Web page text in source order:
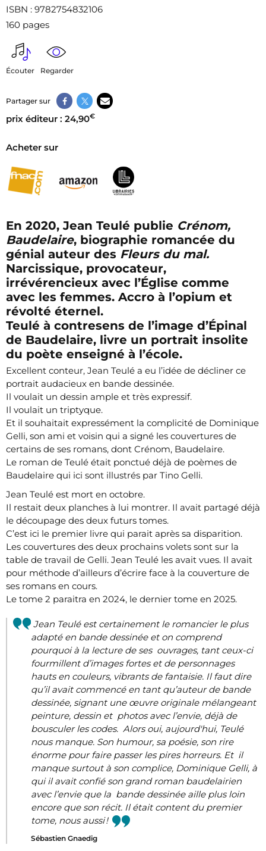
ISBN : 9782754832106
160 pages
Écouter Regarder
Partager sur
prix éditeur : 24,90€
Acheter sur
En 2020, Jean Teulé publie Crénom,
Baudelaire, biographie romancée du
génial auteur des Fleurs du mal.
Narcissique, provocateur,
irrévérencieux avec l’Église comme
avec les femmes. Accro à l’opium et
révolté éternel.
Teulé à contresens de l’image d’Épinal
de Baudelaire, livre un portrait insolite
du poète enseigné à l’école.
Excellent conteur, Jean Teulé a eu l’idée de décliner ce
portrait audacieux en bande dessinée.
Il voulait un dessin ample et très expressif.
Il voulait un triptyque.
Et il souhaitait expressément la complicité de Dominique
Gelli, son ami et voisin qui a signé les couvertures de
certains de ses romans, dont Crénom, Baudelaire.
Le roman de Teulé était ponctué déjà de poèmes de
Baudelaire qui ici sont illustrés par Tino Gelli.
Jean Teulé est mort en octobre.
Il restait deux planches à lui montrer. Il avait partagé déjà
le découpage des deux futurs tomes.
C’est ici le premier livre qui parait après sa disparition.
Les couvertures des deux prochains volets sont sur la
table de travail de Gelli. Jean Teulé les avait vues. Il avait
pour méthode d’ailleurs d’écrire face à la couverture de
ses romans en cours.
Le tome 2 paraitra en 2024, le dernier tome en 2025.
Jean Teulé est certainement le romancier le plus
adapté en bande dessinée et on comprend
pourquoi à la lecture de ses ouvrages, tant ceux-ci
fourmillent d’images fortes et de personnages
hauts en couleurs, vibrants de fantaisie. Il faut dire
qu’il avait commencé en tant qu’auteur de bande
dessinée, signant une œuvre originale mélangeant
peinture, dessin et photos avec l’envie, déjà de
bousculer les codes. Alors oui, aujourd'hui, Teulé
nous manque. Son humour, sa poésie, son rire
énorme pour faire passer les pires horreurs. Et il
manque surtout à son complice, Dominique Gelli, à
qui il avait confié son grand roman baudelairien
avec l’envie que la bande dessinée aille plus loin
encore que son récit. Il était content du premier
tome, nous aussi !
Sébastien Gnaedig